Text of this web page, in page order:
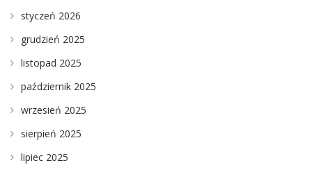
styczeń 2026
grudzień 2025
listopad 2025
październik 2025
wrzesień 2025
sierpień 2025
lipiec 2025